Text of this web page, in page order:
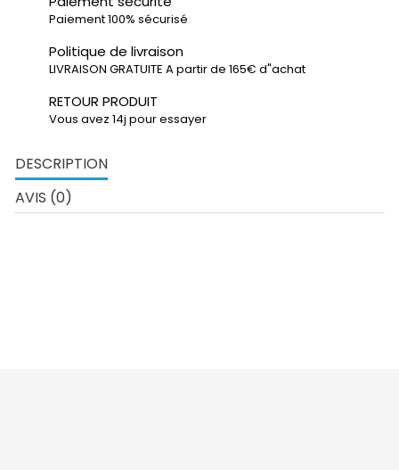
Paiement 100% sécurisé
Politique de livraison
LIVRAISON GRATUITE A partir de 165€ d"achat
RETOUR PRODUIT
Vous avez 14j pour essayer
DESCRIPTION
AVIS (0)